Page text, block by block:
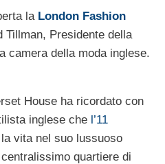
la London Fashion
Tillman, Presidente della
camera della moda inglese.
House ha ricordato con
inglese che l’11
vita nel suo lussuoso
quartiere di